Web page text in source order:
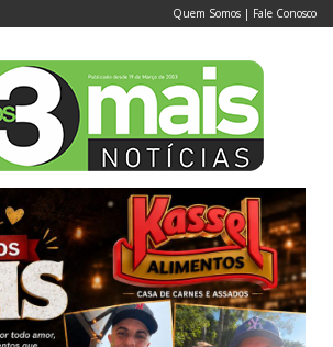
Quem Somos | Fale Conosco